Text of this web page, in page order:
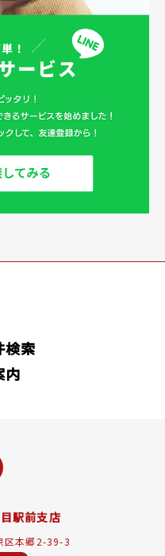
検索
内
駅前支店
区本郷2-39-3